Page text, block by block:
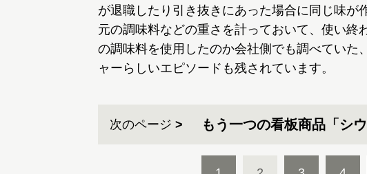
が退職したり引き抜きにあった場合に同じ味が
元の調味料などの重さを計っておいて、使い終
の調味料を使用したのか会社側でも調べていた
ャーらしいエピソードも残されています。
次のページ もう一つの看板商品「シ